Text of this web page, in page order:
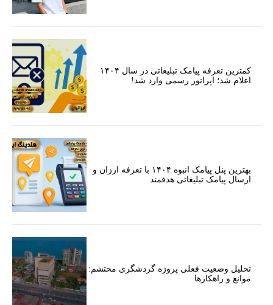
کمترین تعرفه پیامک تبلیغاتی در سال ۱۴۰۴
اعلام شد؛ اپراتور رسمی وارد شد!
بهترین پنل پیامک انبوه ۱۴۰۴ با تعرفه ارزان و
ارسال پیامک تبلیغاتی هدفمند
تحلیل وضعیت فعلی پروژه گردشگری محتشم:
موانع و راهکارها